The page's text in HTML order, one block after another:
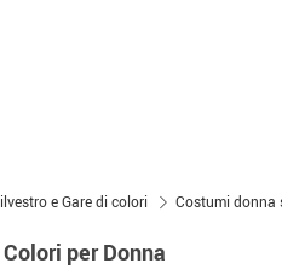
e Gare di colori Costumi donna
per Donna